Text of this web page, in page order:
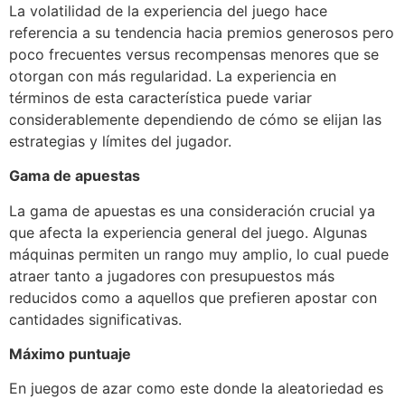
La volatilidad de la experiencia del juego hace
referencia a su tendencia hacia premios generosos pero
poco frecuentes versus recompensas menores que se
otorgan con más regularidad. La experiencia en
términos de esta característica puede variar
considerablemente dependiendo de cómo se elijan las
estrategias y límites del jugador.
Gama de apuestas
La gama de apuestas es una consideración crucial ya
que afecta la experiencia general del juego. Algunas
máquinas permiten un rango muy amplio, lo cual puede
atraer tanto a jugadores con presupuestos más
reducidos como a aquellos que prefieren apostar con
cantidades significativas.
Máximo puntuaje
En juegos de azar como este donde la aleatoriedad es